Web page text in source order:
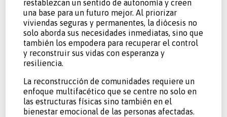
restablezcan un sentido de autonomía y creen
una base para un futuro mejor. Al priorizar
viviendas seguras y permanentes, la diócesis no
solo aborda sus necesidades inmediatas, sino que
también los empodera para recuperar el control
y reconstruir sus vidas con esperanza y
resiliencia.
La reconstrucción de comunidades requiere un
enfoque multifacético que se centre no solo en
las estructuras físicas sino también en el
bienestar emocional de las personas afectadas.